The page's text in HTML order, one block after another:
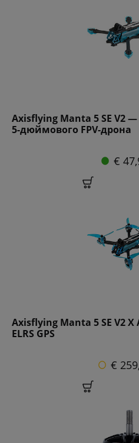
Axisflying Manta 5 SE V2
5-дюймового FPV-дрона
€
Axisflying Manta 5 SE V2 X
ELRS GPS
€